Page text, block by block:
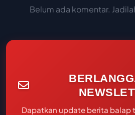
Belum ada komentar.
Dapatkan update berita balap